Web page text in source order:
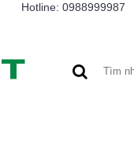
Hotline: 0988999987